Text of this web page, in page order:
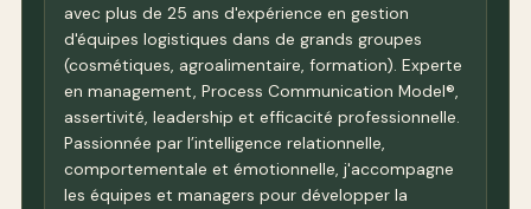
avec plus de 25 ans d'expérience en gestion
d'équipes logistiques dans de grands groupes
(cosmétiques, agroalimentaire, formation). Experte
en management, Process Communication Model®,
assertivité, leadership et efficacité professionnelle.
Passionnée par l’intelligence relationnelle,
comportementale et émotionnelle, j'accompagne
les équipes et managers pour développer la